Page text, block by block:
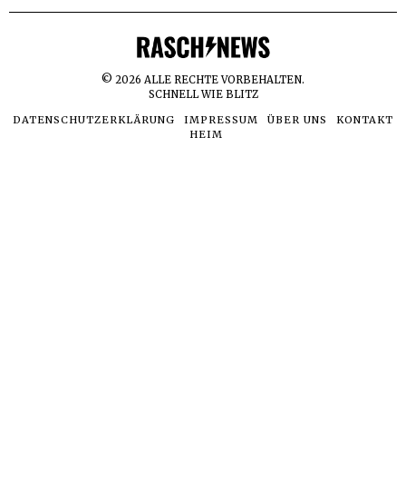
© 2026 ALLE RECHTE VORBEHALTEN.
SCHNELL WIE BLITZ
DATENSCHUTZERKLÄRUNG
IMPRESSUM ÜBER UNS
KONTAKT
HEIM